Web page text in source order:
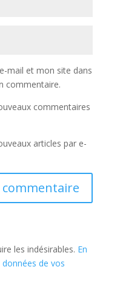
mail et mon site dans
commentaire.
commentaires
articles par e-
les indésirables. En
de vos